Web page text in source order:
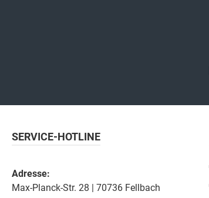
SERVICE-HOTLINE
Adresse:
Max-Planck-Str. 28 | 70736 Fellbach